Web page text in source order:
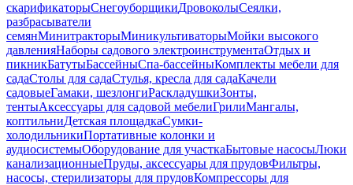
скарификаторыСнегоуборщикиДровоколыСеялки,
разбрасыватели
семянМинитракторыМиникультиваторыМойки высокого
давленияНаборы садового электроинструментаОтдых и
пикникБатутыБассейныСпа-бассейныКомплекты мебели для
садаСтолы для садаСтулья, кресла для садаКачели
садовыеГамаки, шезлонгиРаскладушкиЗонты,
тентыАксессуары для садовой мебелиГрилиМангалы,
коптильниДетская площадкаСумки-
холодильникиПортативные колонки и
аудиосистемыОборудование для участкаБытовые насосыЛюки
канализационныеПруды, аксессуары для прудовФильтры,
насосы, стерилизаторы для прудовКомпрессоры для